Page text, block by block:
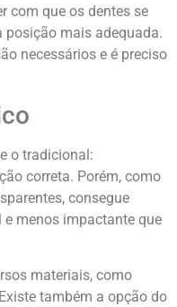
com que os dentes se
posição mais adequada.
necessários e é preciso
o tradicional:
correta. Porém, como
consegue
menos impactante que
materiais, como
também a opção do